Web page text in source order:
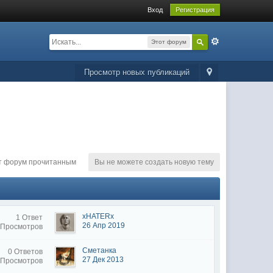
Вход Регистрация
Этот форум
Просмотр новых публикаций
Вы не можете создать новую тему
форум прочитанным
1 Ответ
xHATERx
26 Апр 2019
0 Ответов
Сметанка
27 Дек 2013